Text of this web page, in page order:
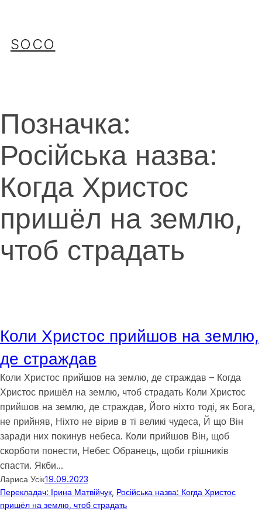
SOCO
Позначка:
Російська назва:
Когда Христос
пришёл на землю,
чтоб страдать
Коли Христос прийшов на землю,
де страждав
Коли Христос прийшов на землю, де страждав – Когда
Христос пришёл на землю, чтоб страдать Коли Христос
прийшов на землю, де страждав, Його ніхто тоді, як Бога,
не прийняв, Ніхто не вірив в ті великі чудеса, Й що Він
заради них покинув небеса. Коли прийшов Він, щоб
скорботи понести, Небес Обранець, щоби грішників
спасти. Якби…
Лариса Усік19.09.2023
Перекладач: Ірина Матвійчук Російська назва: Когда Христос
пришёл на землю, чтоб страдать